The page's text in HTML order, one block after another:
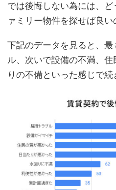
では後悔しない為には、
ァミリー物件を探せば良い
下記のデータを見ると、
ル、次いで設備の不満、
りの不備といった感じで続